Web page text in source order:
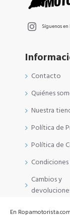
Síguenos
Contacto
Quiénes
Nuestra
Política de
Política de
Cambios y
En